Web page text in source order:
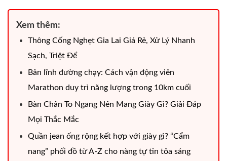
Xem thêm:
Thông Cống Nghẹt Gia Lai Giá Rẻ, Xử Lý Nhanh
Sạch, Triệt Để
Bản lĩnh đường chạy: Cách vận động viên
Marathon duy trì năng lượng trong 10km cuối
Bàn Chân To Ngang Nên Mang Giày Gì? Giải Đáp
Mọi Thắc Mắc
Quần jean ống rộng kết hợp với giày gì? “Cẩm
nang” phối đồ từ A-Z cho nàng tự tin tỏa sáng